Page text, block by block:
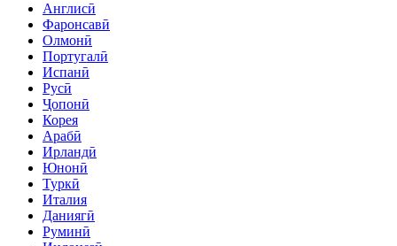
Англисӣ
Фаронсавӣ
Олмонӣ
Португалӣ
Испанӣ
Русӣ
Ҷопонӣ
Корея
Арабӣ
Ирландӣ
Юнонӣ
Туркӣ
Италия
Даниягӣ
Руминӣ